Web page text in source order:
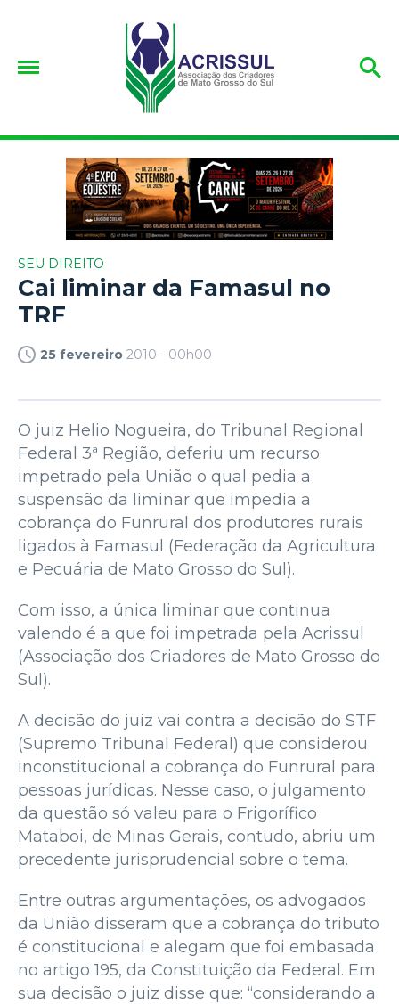
SEU DIREITO
Cai liminar da Famasul no
TRF
25 fevereiro 2010 - 00h00
O juiz Helio Nogueira, do Tribunal Regional
Federal 3ª Região, deferiu um recurso
impetrado pela União o qual pedia a
suspensão da liminar que impedia a
cobrança do Funrural dos produtores rurais
ligados à Famasul (Federação da Agricultura
e Pecuária de Mato Grosso do Sul).
Com isso, a única liminar que continua
valendo é a que foi impetrada pela Acrissul
(Associação dos Criadores de Mato Grosso do
Sul).
A decisão do juiz vai contra a decisão do STF
(Supremo Tribunal Federal) que considerou
inconstitucional a cobrança do Funrural para
pessoas jurídicas. Nesse caso, o julgamento
da questão só valeu para o Frigorífico
Mataboi, de Minas Gerais, contudo, abriu um
precedente jurisprudencial sobre o tema.
Entre outras argumentações, os advogados
da União disseram que a cobrança do tributo
é constitucional e alegam que foi embasada
no artigo 195, da Constituição da Federal. Em
sua decisão o juiz disse que: “considerando a